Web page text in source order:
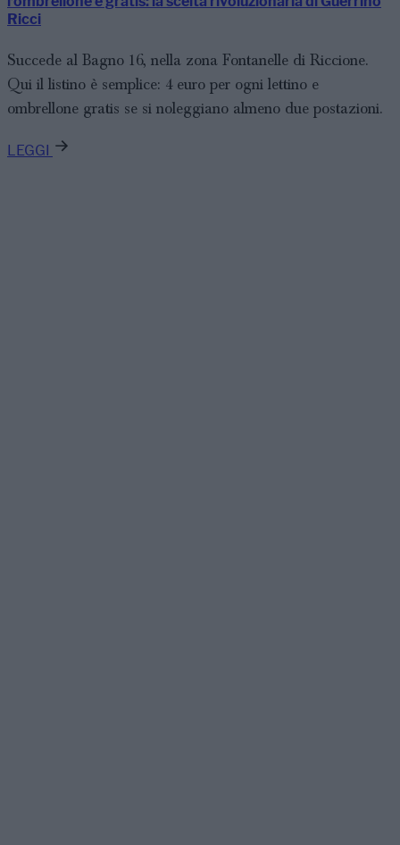
Ricci
Succede al Bagno 16, nella zona Fontanelle di Riccione.
Qui il listino è semplice: 4 euro per ogni lettino e
ombrellone gratis se si noleggiano almeno due postazioni.
LEGGI